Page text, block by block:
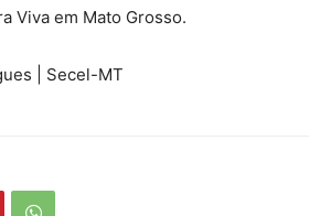
Viva em Mato Grosso.
| Secel-MT